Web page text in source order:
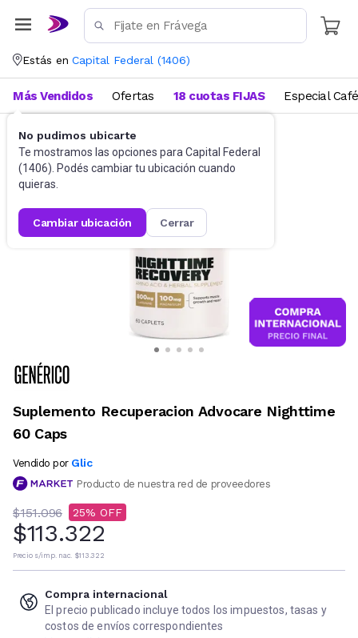
Estás en Capital Federal (1406)
No pudimos ubicarte
Te mostramos las opciones para Capital Federal
(1406). Podés cambiar tu ubicación cuando
quieras.
cambiar ubicación cerrar
Más Vendidos Ofertas 18 cuotas FIJAS Especial Café
Suplementos Suplementos deportivos
Suplemento Recuperacion Advocare Nighttime
60 Caps
Vendido por Glic
Producto de nuestra red de proveedores
$151.096 25
$113.322
Precio s/imp. nac. $113.322
Compra internacional
El precio publicado incluye todos los impuestos, tasas y
costos de envíos correspondientes